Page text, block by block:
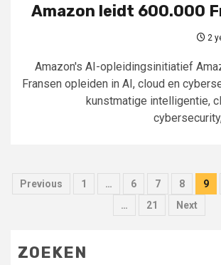
Amazon leidt 600.000
2
Amazon's AI-opleidingsinitiatief
Fransen opleiden in AI, cloud en
kunstmatige intelligentie,
Posts
pagination
Previous 1 … 6 7 8 9
…
21 Next
ZOEKEN